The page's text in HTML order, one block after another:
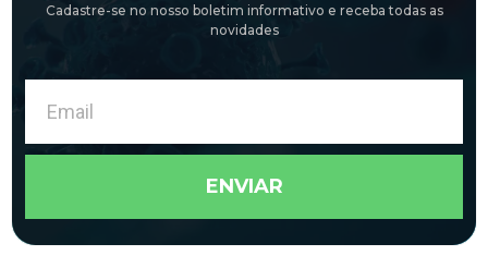
Cadastre-se no nosso boletim informativo e receba todas as
novidades
ENVIAR